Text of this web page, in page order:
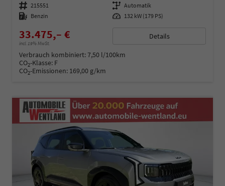
Fahrzeugnummer 215551 Getriebe Automatik
Kraftstoff Benzin Leistung 132 kW (179 PS)
33.475,– €
incl. 19% MwSt.
Details
Verbrauch kombiniert:7,50 l/100km
CO2-Klasse: F
CO2-Emissionen: 169,00 g/km